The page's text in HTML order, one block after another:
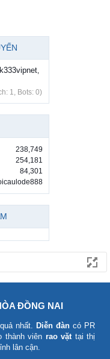
,
1, Bots: 0)
238,749
254,181
84,301
ĐỒNG NAI
nhất. Diễn đàn có PR
thành viên rao vặttại thị
lân cận.